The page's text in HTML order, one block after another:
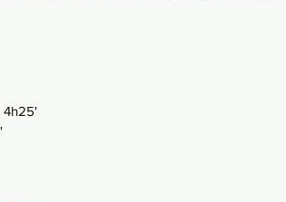
4h25'